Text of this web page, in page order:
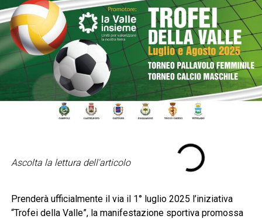
Ascolta la lettura dell'articolo
Prenderà ufficialmente il via il 1° luglio 2025 l’iniziativa
“Trofei della Valle”, la manifestazione sportiva promossa